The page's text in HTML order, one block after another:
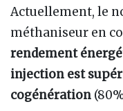
Actuellement, le
méthaniseur en
rendement
injection est
cogénération